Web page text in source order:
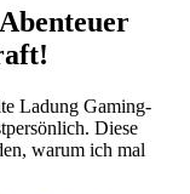
Ladung Gaming-
Diese
warum ich mal